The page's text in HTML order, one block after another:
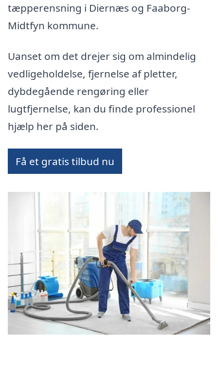
tæpperensning i Diernæs og Faaborg-
Midtfyn kommune.
Uanset om det drejer sig om almindelig
vedligeholdelse, fjernelse af pletter,
dybdegående rengøring eller
lugtfjernelse, kan du finde professionel
hjælp her på siden.
Få et gratis tilbud nu